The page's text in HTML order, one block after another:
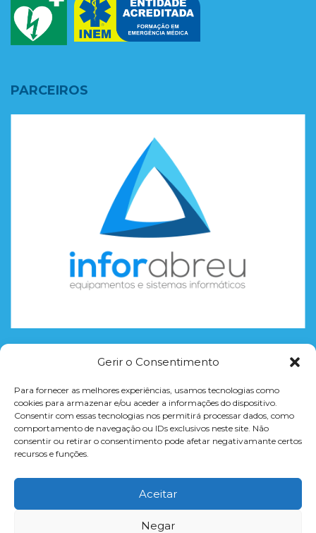
Gerir o Consentimento
Para fornecer as melhores experiências, usamos tecnologias como
cookies para armazenar e/ou aceder a informações do dispositivo.
Consentir com essas tecnologias nos permitirá processar dados, como
comportamento de navegação ou IDs exclusivos neste site. Não
consentir ou retirar o consentimento pode afetar negativamante certos
recursos e funções.
Aceitar
Negar
PARCEIROS
CONCLUSÃO DO 12º ANO
FORMAÇÃO = PROFISSÃO
CURSOS TEMÁTICOS
WORKSHOPS
FORMAÇÃO À MEDIDA PARA EMPRESAS